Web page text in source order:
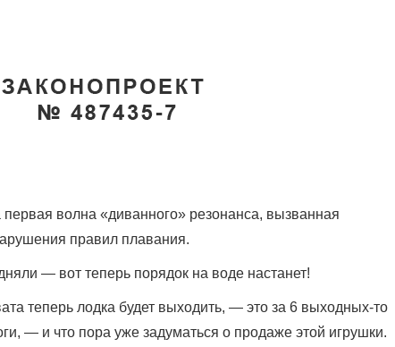
волна «диванного» резонанса, вызванная
правил плавания.
— вот теперь порядок на воде настанет!
теперь лодка будет выходить, — это за 6 выходных-то
— и что пора уже задуматься о продаже этой игрушки.